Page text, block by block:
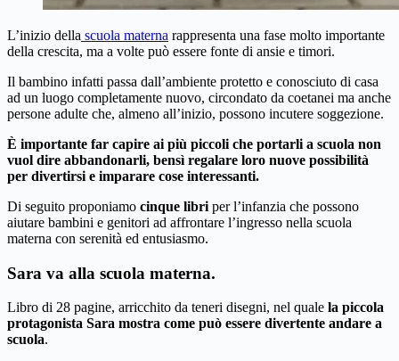
L’inizio della scuola materna rappresenta una fase molto importante
della crescita, ma a volte può essere fonte di ansie e timori.
Il bambino infatti passa dall’ambiente protetto e conosciuto di casa
ad un luogo completamente nuovo, circondato da coetanei ma anche
persone adulte che, almeno all’inizio, possono incutere soggezione.
È importante far capire ai più piccoli che portarli a scuola non
vuol dire abbandonarli, bensì regalare loro nuove possibilità
per divertirsi e imparare cose interessanti.
Di seguito proponiamo cinque libri per l’infanzia che possono
aiutare bambini e genitori ad affrontare l’ingresso nella scuola
materna con serenità ed entusiasmo.
Sara va alla scuola materna.
Libro di 28 pagine, arricchito da teneri disegni, nel quale la piccola
protagonista Sara mostra come può essere divertente andare a
scuola.